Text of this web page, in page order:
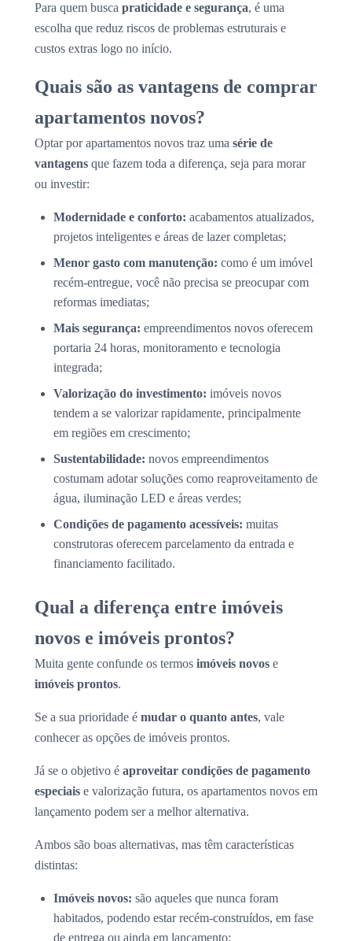
Para quem busca praticidade e segurança, é uma
escolha que reduz riscos de problemas estruturais e
custos extras logo no início.
Quais são as vantagens de comprar
apartamentos novos?
Optar por apartamentos novos traz uma série de
vantagens que fazem toda a diferença, seja para morar
ou investir:
Modernidade e conforto: acabamentos atualizados,
projetos inteligentes e áreas de lazer completas;
Menor gasto com manutenção: como é um imóvel
recém-entregue, você não precisa se preocupar com
reformas imediatas;
Mais segurança: empreendimentos novos oferecem
portaria 24 horas, monitoramento e tecnologia
integrada;
Valorização do investimento: imóveis novos
tendem a se valorizar rapidamente, principalmente
em regiões em crescimento;
Sustentabilidade: novos empreendimentos
costumam adotar soluções como reaproveitamento de
água, iluminação LED e áreas verdes;
Condições de pagamento acessíveis: muitas
construtoras oferecem parcelamento da entrada e
financiamento facilitado.
Qual a diferença entre imóveis
novos e imóveis prontos?
Muita gente confunde os termos imóveis novos e
imóveis prontos.
Se a sua prioridade é mudar o quanto antes, vale
conhecer as opções de imóveis prontos.
Já se o objetivo é aproveitar condições de pagamento
especiais e valorização futura, os apartamentos novos em
lançamento podem ser a melhor alternativa.
Ambos são boas alternativas, mas têm características
distintas:
Imóveis novos: são aqueles que nunca foram
habitados, podendo estar recém-construídos, em fase
de entrega ou ainda em lançamento;